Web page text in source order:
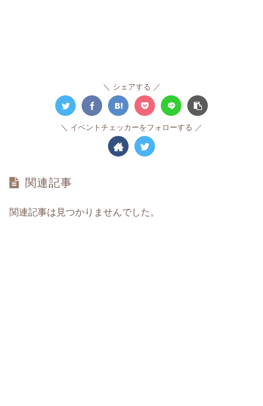
シェアする
イベントチェッカーをフォローする
関連記事
関連記事は見つかりませんでした。